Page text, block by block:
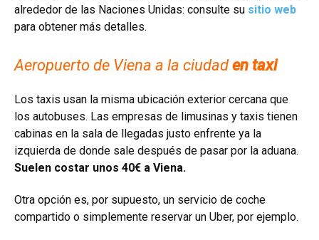
alrededor de las Naciones Unidas: consulte su sitio web
para obtener más detalles.
Aeropuerto de Viena a la ciudaden taxi
Los taxis usan la misma ubicación exterior cercana que
los autobuses. Las empresas de limusinas y taxis tienen
cabinas en la sala de llegadas justo enfrente ya la
izquierda de donde sale después de pasar por la aduana.
Suelen costar unos 40€ a Viena.
Otra opción es, por supuesto, un servicio de coche
compartido o simplemente reservar un Uber, por ejemplo.